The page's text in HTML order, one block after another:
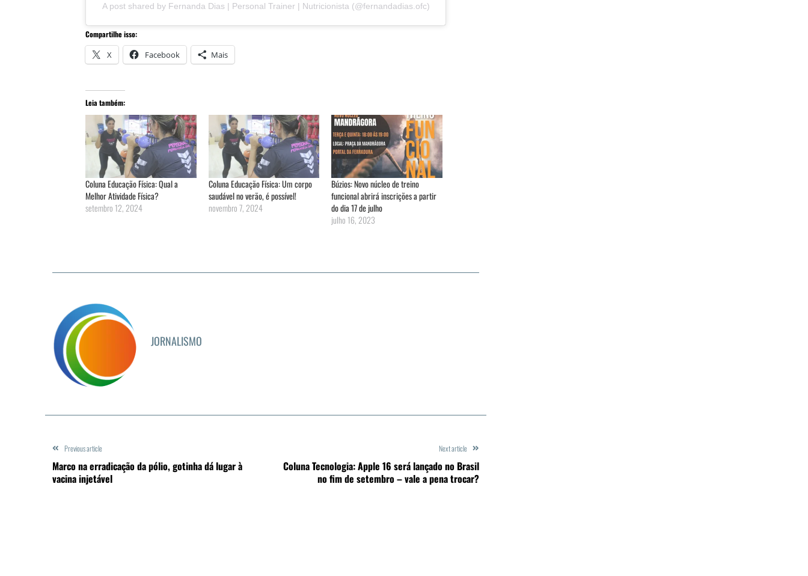
A post shared by Fernanda Dias | Personal Trainer | Nutricionista (@fernandadias.ofc)
Compartilhe isso:
X Facebook Mais
Leia também:
Coluna Educação Física: Qual a
Melhor Atividade Física?
setembro 12, 2024
Coluna Educação Física: Um corpo
saudável no verão, é possível!
novembro 7, 2024
Búzios: Novo núcleo de treino
funcional abrirá inscrições a partir
do dia 17 de julho
julho 16, 2023
JORNALISMO
Previous article
Marco na erradicação da pólio, gotinha dá lugar à
vacina injetável
Next article
Coluna Tecnologia: Apple 16 será lançado no Brasil
no fim de setembro – vale a pena trocar?